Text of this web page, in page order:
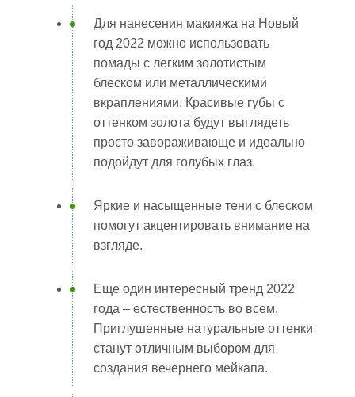
Для нанесения макияжа на Новый
год 2022 можно использовать
помады с легким золотистым
блеском или металлическими
вкраплениями. Красивые губы с
оттенком золота будут выглядеть
просто завораживающе и идеально
подойдут для голубых глаз.
Яркие и насыщенные тени с блеском
помогут акцентировать внимание на
взгляде.
Еще один интересный тренд 2022
года – естественность во всем.
Приглушенные натуральные оттенки
станут отличным выбором для
создания вечернего мейкапа.